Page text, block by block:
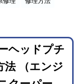
ヘッドプチ
（エンジ